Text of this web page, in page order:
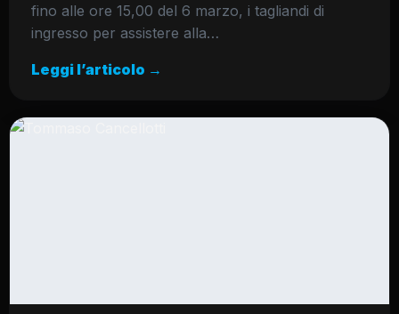
fino alle ore 15,00 del 6 marzo, i tagliandi di
ingresso per assistere alla…
Leggi l’articolo →